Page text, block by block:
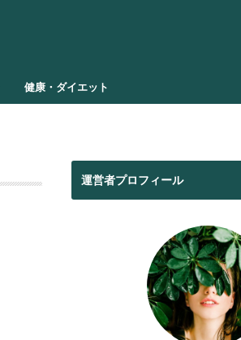
健康・ダイエット
運営者プロフィール